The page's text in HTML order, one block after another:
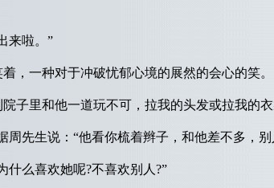
啦。”
一种对于冲破忧郁心境的展然的会心的笑。
里和他一道玩不可，拉我的头发或拉我的衣
先生说：“他看你梳着辫子，和他差不多，别
么喜欢她呢?不喜欢别人?”